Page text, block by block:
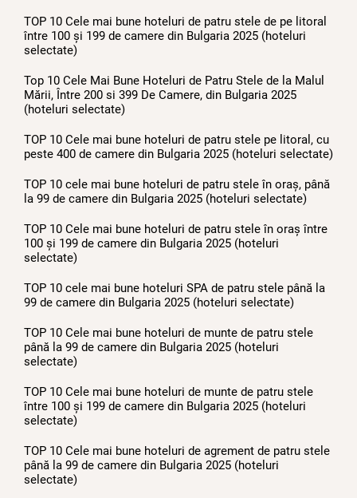
TOP 10 Cele mai bune hoteluri de patru stele de pe litoral
între 100 și 199 de camere din Bulgaria 2025 (hoteluri
selectate)
Top 10 Cele Mai Bune Hoteluri de Patru Stele de la Malul
Mării, Între 200 si 399 De Camere, din Bulgaria 2025
(hoteluri selectate)
TOP 10 Cele mai bune hoteluri de patru stele pe litoral, cu
peste 400 de camere din Bulgaria 2025 (hoteluri selectate)
TOP 10 cele mai bune hoteluri de patru stele în oraș, până
la 99 de camere din Bulgaria 2025 (hoteluri selectate)
TOP 10 Cele mai bune hoteluri de patru stele în oraș între
100 și 199 de camere din Bulgaria 2025 (hoteluri
selectate)
TOP 10 cele mai bune hoteluri SPA de patru stele până la
99 de camere din Bulgaria 2025 (hoteluri selectate)
TOP 10 Cele mai bune hoteluri de munte de patru stele
până la 99 de camere din Bulgaria 2025 (hoteluri
selectate)
TOP 10 Cele mai bune hoteluri de munte de patru stele
între 100 și 199 de camere din Bulgaria 2025 (hoteluri
selectate)
TOP 10 Cele mai bune hoteluri de agrement de patru stele
până la 99 de camere din Bulgaria 2025 (hoteluri
selectate)